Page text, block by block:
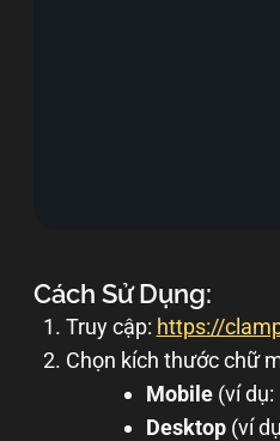
Cách Sử Dụng:
Truy cập: https://
Chọn kích thước chữ
Mobile(ví dụ:
Desktop(ví